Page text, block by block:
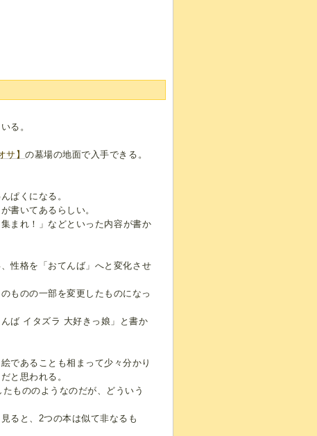
る。
サ】の墓場の地面で入手できる。
ぱくになる。
書いてあるらしい。
まれ！」などといった内容が書か
性格を「おてんば」へと変化させ
ものの一部を変更したものになっ
ば イタズラ 大好きっ娘」と書か
であることも相まって少々分かり
と思われる。
もののようなのだが、どういう
ると、2つの本は似て非なるも